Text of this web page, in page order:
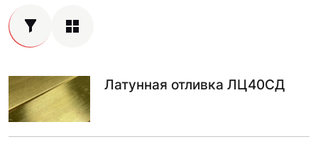
Латунная отливка ЛЦ40СД